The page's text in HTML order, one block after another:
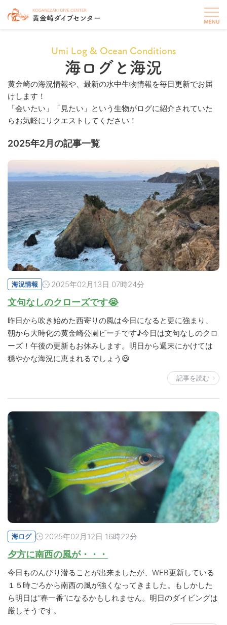
Umi Log & Ocean Conditions
海ログと海況
黄金崎の海況情報や、最新の水中生物情報を毎日更新でお届
けします！
「会いたい」「見たい」という生物がログに紹介されていた
らお気軽にリクエストしてください！
2025年2月の記事一覧
海況情報 2025年02月13日 07時24分
文句なしのクローズです😭
昨日から吹き始めた西寄りの風は今日になると更に強まり、
朝から大時化の黄金崎公園ビーチです♪今日は文句なしのクロ
ーズ！午後の更新もお休みします。明日から週末にかけては
穏やかな海況に恵まれるでしょう😃
記事を読む
海ログ 2025年02月12日 16時22分
夕方に南西の風が・・・
今日ものんびり潜ることが出来ましたが、WEB更新している
１５時ごろから南西の風が強くなってきました。もしかした
ら明日は”春一番”になるかもしれません。明日のダイビングは
厳しそうです。